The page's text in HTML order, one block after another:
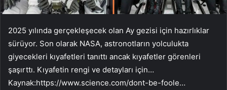
2025 yılında gerçekleşecek olan Ay gezisi için hazırlıklar
sürüyor. Son olarak NASA, astronotların yolculukta
giyecekleri kıyafetleri tanıttı ancak kıyafetler görenleri
şaşırttı. Kıyafetin rengi ve detayları için…
Kaynak:https://www.science.com/dont-be-foole…